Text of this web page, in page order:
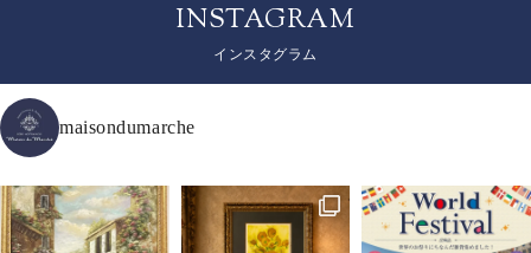
INSTAGRAM
インスタグラム
maisondumarche